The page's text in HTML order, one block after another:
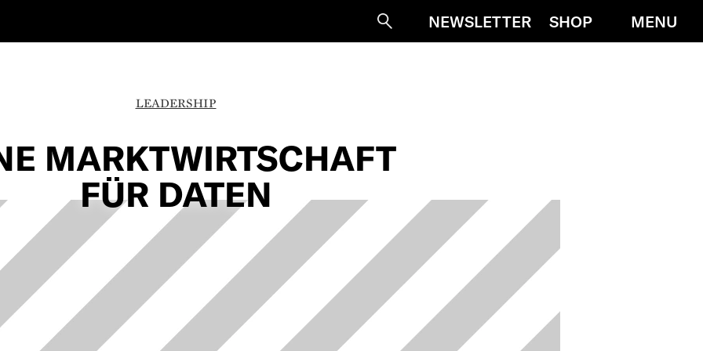
SucheNEWSLETTER SHOP MENU
LEADERSHIP
MARKTWIRTSCHAFT
FÜR DATEN